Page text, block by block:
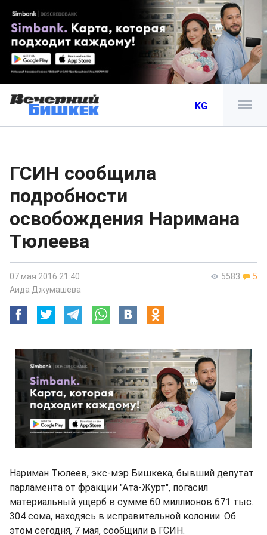
KG
ГСИН сообщила
подробности
освобождения Наримана
Тюлеева
5583 5
07 мая 2016 21:40
Аида Джумашева
Нариман Тюлеев, экс-мэр Бишкека, бывший депутат
парламента от фракции "Ата-Журт", погасил
материальный ущерб в сумме 60 миллионов 671 тыс.
304 сома, находясь в исправительной колонии. Об
этом сегодня, 7 мая, сообщили в ГСИН.